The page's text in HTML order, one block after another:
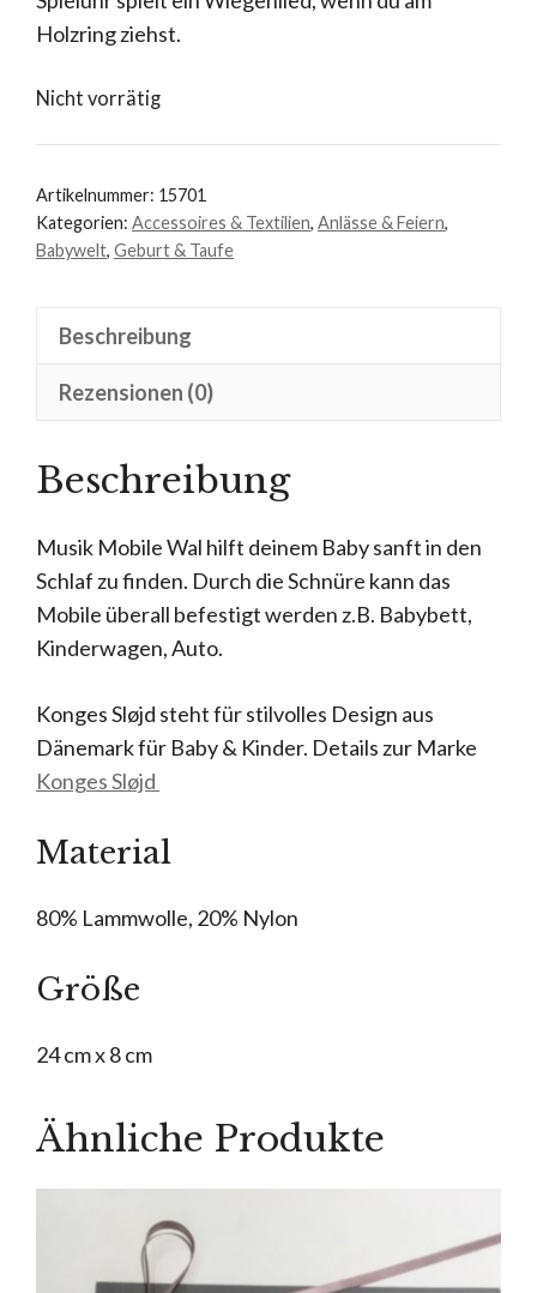
Holzring ziehst.
Nicht vorrätig
Artikelnummer: 15701
Kategorien: Accessoires & Textilien, Anlässe & Feiern,
Babywelt, Geburt & Taufe
Beschreibung
Rezensionen (0)
Beschreibung
Musik Mobile Wal hilft deinem Baby sanft in den
Schlaf zu finden. Durch die Schnüre kann das
Mobile überall befestigt werden z.B. Babybett,
Kinderwagen, Auto.
Konges Sløjd steht für stilvolles Design aus
Dänemark für Baby & Kinder. Details zur Marke
Konges Sløjd
Material
80% Lammwolle, 20% Nylon
Größe
24 cm x 8 cm
Ähnliche Produkte